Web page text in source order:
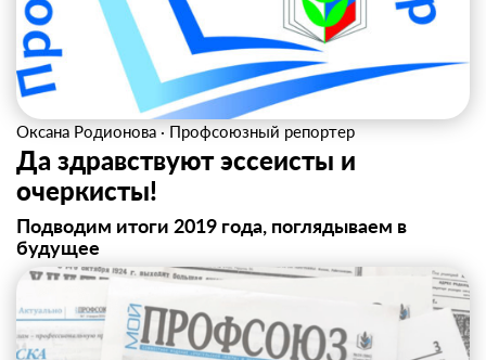
Оксана Родионова · Профсоюзный репортер
Да здравствуют эссеисты и
очеркисты!
Подводим итоги 2019 года, поглядываем в
будущее